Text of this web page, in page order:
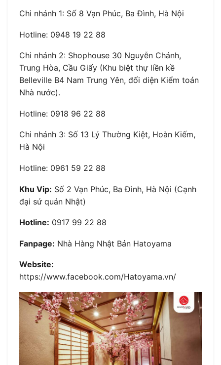
Chi nhánh 1: Số 8 Vạn Phúc, Ba Đình, Hà Nội
Hotline: 0948 19 22 88
Chi nhánh 2: Shophouse 30 Nguyễn Chánh,
Trung Hòa, Cầu Giấy (Khu biệt thự liền kề
Belleville B4 Nam Trung Yên, đối diện Kiểm toán
Nhà nước).
Hotline: 0918 96 22 88
Chi nhánh 3: Số 13 Lý Thường Kiệt, Hoàn Kiếm,
Hà Nội
Hotline: 0961 59 22 88
Khu Vip: Số 2 Vạn Phúc, Ba Đình, Hà Nội (Cạnh
đại sứ quán Nhật)
Hotline: 0917 99 22 88
Fanpage: Nhà Hàng Nhật Bản Hatoyama
Website:
https://www.facebook.com/Hatoyama.vn/